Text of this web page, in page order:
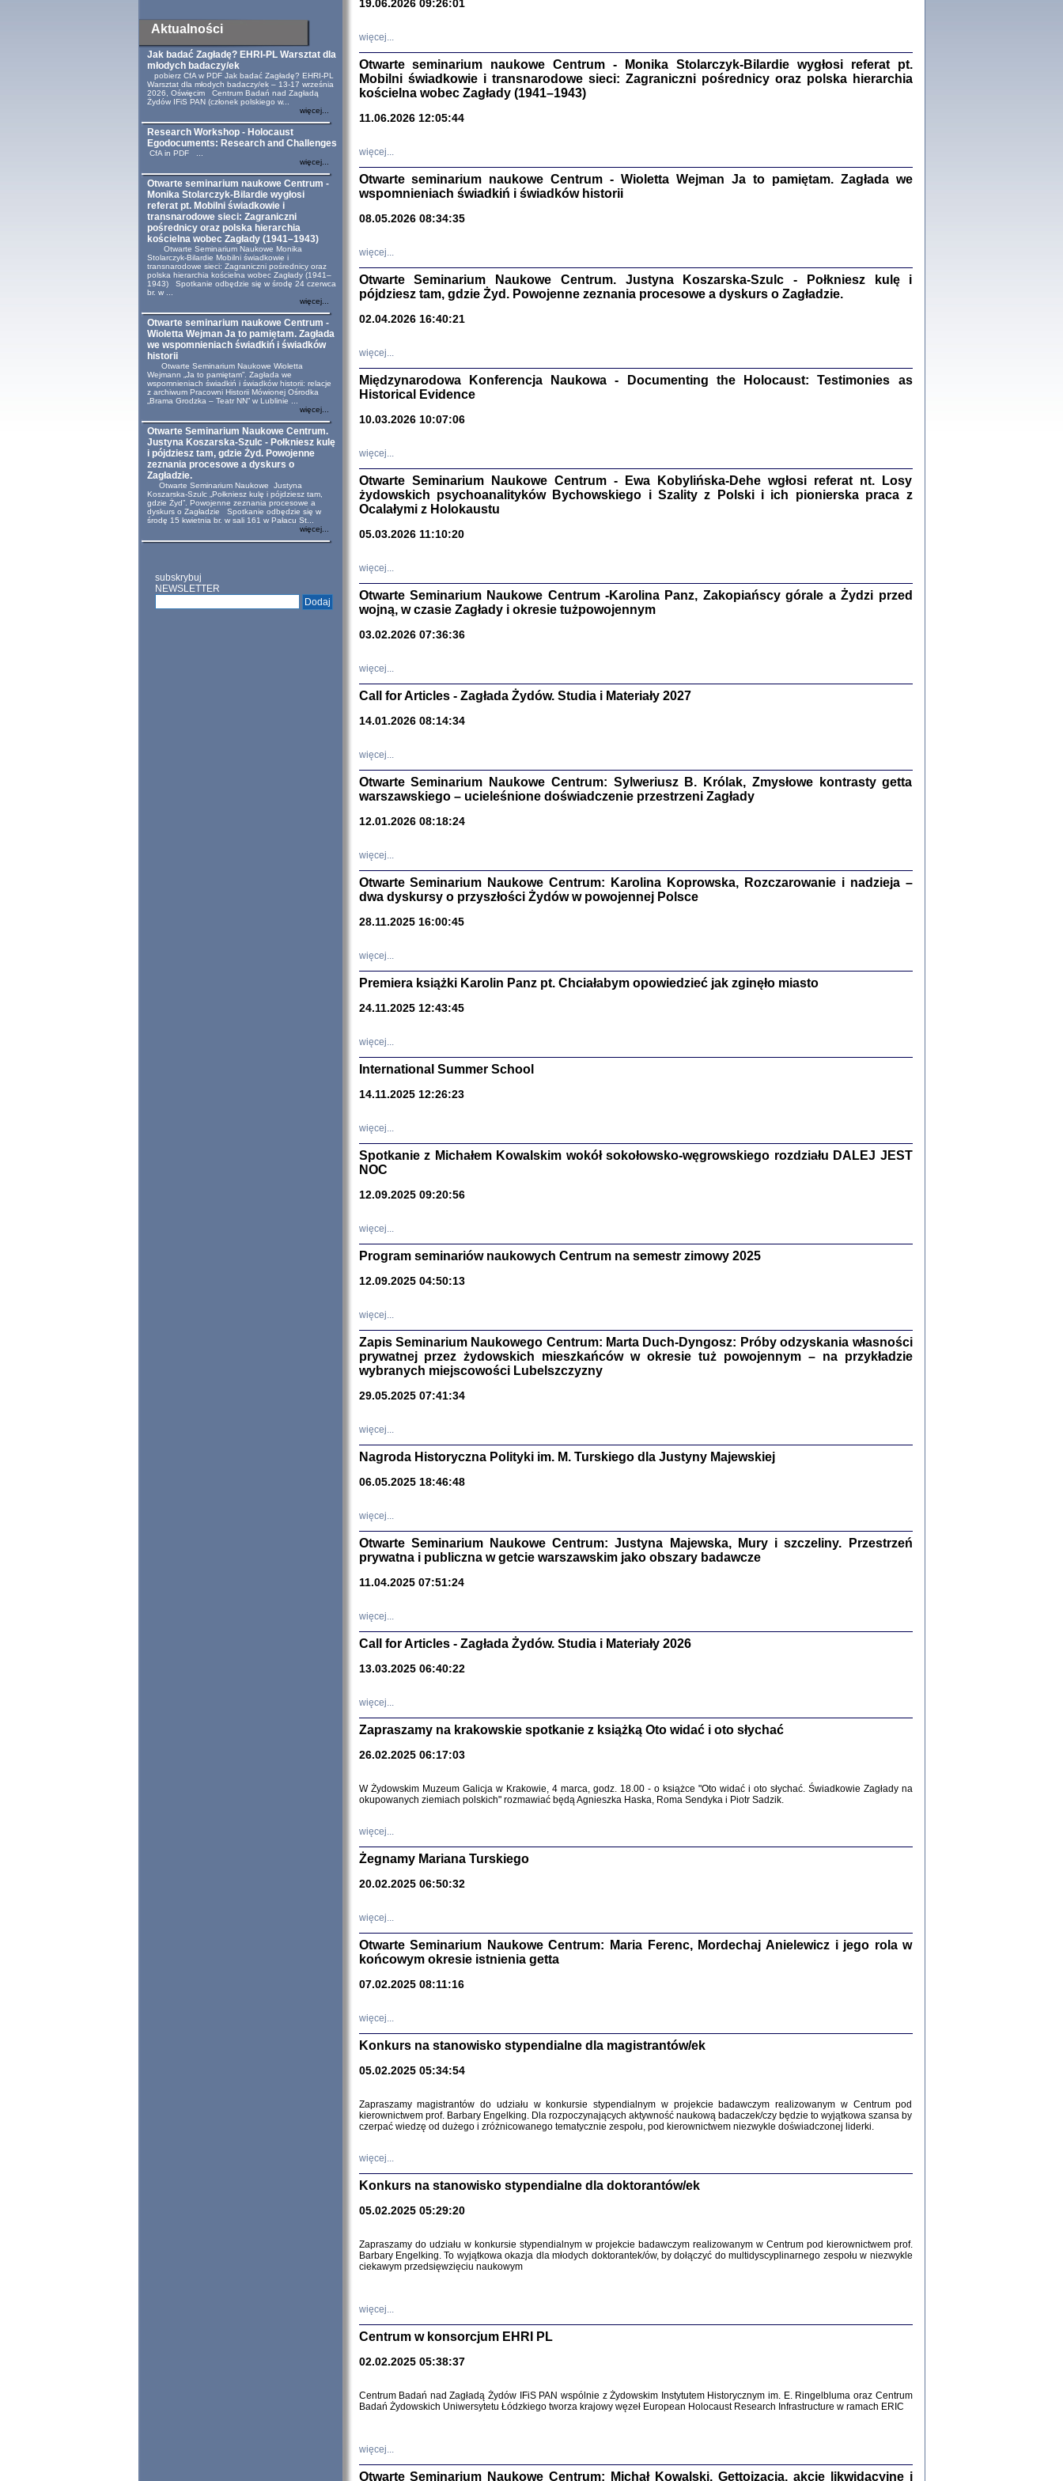
Aktualności
Jak badać Zagładę? EHRI-PL Warsztat dla
młodych badaczy/ek
pobierz CfA w PDF Jak badać Zagładę? EHRI-PL
Warsztat dla młodych badaczy/ek – 13-17 września
2026, Oświęcim Centrum Badań nad Zagładą
Żydów IFiS PAN (członek polskiego w...
więcej...
Research Workshop - Holocaust
Egodocuments: Research and Challenges
CfA in PDF ...
więcej...
Otwarte seminarium naukowe Centrum -
Monika Stolarczyk-Bilardie wygłosi
referat pt. Mobilni świadkowie i
transnarodowe sieci: Zagraniczni
pośrednicy oraz polska hierarchia
kościelna wobec Zagłady (1941–1943)
Otwarte Seminarium Naukowe Monika
Stolarczyk-Bilardie Mobilni świadkowie i
transnarodowe sieci: Zagraniczni pośrednicy oraz
polska hierarchia kościelna wobec Zagłady (1941–
1943) Spotkanie odbędzie się w środę 24 czerwca
br. w ...
więcej...
Otwarte seminarium naukowe Centrum -
Wioletta Wejman Ja to pamiętam. Zagłada
we wspomnieniach świadkiń i świadków
historii
Otwarte Seminarium Naukowe Wioletta
Wejmann „Ja to pamiętam”. Zagłada we
wspomnieniach świadkiń i świadków historii: relacje
z archiwum Pracowni Historii Mówionej Ośrodka
„Brama Grodzka – Teatr NN” w Lublinie ...
więcej...
Otwarte Seminarium Naukowe Centrum.
Justyna Koszarska-Szulc - Połkniesz kulę
i pójdziesz tam, gdzie Żyd. Powojenne
zeznania procesowe a dyskurs o
Zagładzie.
Otwarte Seminarium Naukowe Justyna
Koszarska-Szulc „Połkniesz kulę i pójdziesz tam,
gdzie Żyd”. Powojenne zeznania procesowe a
dyskurs o Zagładzie Spotkanie odbędzie się w
środę 15 kwietnia br. w sali 161 w Pałacu St...
więcej...
subskrybuj
NEWSLETTER
oprac. Aleksandra Bańkowska
Warszawa 2022
oprac. Aleksandra Bańkowska, wstęp Jacek Leociak
Warszawa 2021
Studia i Materiały
nr 17, R. 2021
NIE WIEMY CO PRZYNIESIE NAM KOLEJNA GODZINA ...
Dziennik pisany w ukryciu w latach 1943-1944
Zagłada Żydów.
Sewek Okonowski, oprac. Marta Janczewska
PISZĄCY TE SŁOWA JEST PRACOWNIKIEM
GETTOWEJ INSTYTUCJI ...
'z Dziennika' i inne pisma z łódzkiego getta
Józef Zelkowicz, tłum. z jidysz, oprac. i wstęp. Monika Polit
CZYTAJĄC GAZETĘ NIEMIECKĄ ...
Warszawa 2019
red. i wstęp Barbara Engelking, Jan Grabowski
Stanisław Adler, oprac. i wstępem opatrzyłaMarta Janczewska
Warszawa 2018
Warszawa 2017
Pisma Kopla i Mirki Piżyców o życiu w getcie i okupowanej
Warszawie
Warszawa 2016
SZCZĘŚCIE JEST POSIADAĆ DOM POD ZIEMIĄ ...
19.06.2026 09:26:01
więcej...
Otwarte seminarium naukowe Centrum - Monika Stolarczyk-Bilardie wygłosi referat pt.
Mobilni świadkowie i transnarodowe sieci: Zagraniczni pośrednicy oraz polska hierarchia
kościelna wobec Zagłady (1941–1943)
11.06.2026 12:05:44
więcej...
Otwarte seminarium naukowe Centrum - Wioletta Wejman Ja to pamiętam. Zagłada we
wspomnieniach świadkiń i świadków historii
08.05.2026 08:34:35
więcej...
Otwarte Seminarium Naukowe Centrum. Justyna Koszarska-Szulc - Połkniesz kulę i
pójdziesz tam, gdzie Żyd. Powojenne zeznania procesowe a dyskurs o Zagładzie.
02.04.2026 16:40:21
więcej...
Międzynarodowa Konferencja Naukowa - Documenting the Holocaust: Testimonies as
Historical Evidence
10.03.2026 10:07:06
więcej...
Otwarte Seminarium Naukowe Centrum - Ewa Kobylińska-Dehe wgłosi referat nt. Losy
żydowskich psychoanalityków Bychowskiego i Szality z Polski i ich pionierska praca z
Ocalałymi z Holokaustu
05.03.2026 11:10:20
więcej...
Otwarte Seminarium Naukowe Centrum -Karolina Panz, Zakopiańscy górale a Żydzi przed
wojną, w czasie Zagłady i okresie tużpowojennym
03.02.2026 07:36:36
więcej...
Call for Articles - Zagłada Żydów. Studia i Materiały 2027
14.01.2026 08:14:34
więcej...
Otwarte Seminarium Naukowe Centrum: Sylweriusz B. Królak, Zmysłowe kontrasty getta
warszawskiego – ucieleśnione doświadczenie przestrzeni Zagłady
12.01.2026 08:18:24
więcej...
Otwarte Seminarium Naukowe Centrum: Karolina Koprowska, Rozczarowanie i nadzieja –
dwa dyskursy o przyszłości Żydów w powojennej Polsce
28.11.2025 16:00:45
więcej...
Premiera książki Karolin Panz pt. Chciałabym opowiedzieć jak zginęło miasto
24.11.2025 12:43:45
więcej...
International Summer School
14.11.2025 12:26:23
więcej...
Spotkanie z Michałem Kowalskim wokół sokołowsko-węgrowskiego rozdziału DALEJ JEST
NOC
12.09.2025 09:20:56
więcej...
Program seminariów naukowych Centrum na semestr zimowy 2025
12.09.2025 04:50:13
więcej...
Zapis Seminarium Naukowego Centrum: Marta Duch-Dyngosz: Próby odzyskania własności
prywatnej przez żydowskich mieszkańców w okresie tuż powojennym – na przykładzie
wybranych miejscowości Lubelszczyzny
29.05.2025 07:41:34
więcej...
Nagroda Historyczna Polityki im. M. Turskiego dla Justyny Majewskiej
06.05.2025 18:46:48
więcej...
Otwarte Seminarium Naukowe Centrum: Justyna Majewska, Mury i szczeliny. Przestrzeń
prywatna i publiczna w getcie warszawskim jako obszary badawcze
11.04.2025 07:51:24
więcej...
Call for Articles - Zagłada Żydów. Studia i Materiały 2026
13.03.2025 06:40:22
więcej...
Zapraszamy na krakowskie spotkanie z książką Oto widać i oto słychać
26.02.2025 06:17:03
W Żydowskim Muzeum Galicja w Krakowie, 4 marca, godz. 18.00 - o książce "Oto widać i oto słychać. Świadkowie Zagłady na
okupowanych ziemiach polskich" rozmawiać będą Agnieszka Haska, Roma Sendyka i Piotr Sadzik.
więcej...
Żegnamy Mariana Turskiego
20.02.2025 06:50:32
więcej...
Otwarte Seminarium Naukowe Centrum: Maria Ferenc, Mordechaj Anielewicz i jego rola w
końcowym okresie istnienia getta
07.02.2025 08:11:16
więcej...
Konkurs na stanowisko stypendialne dla magistrantów/ek
05.02.2025 05:34:54
Zapraszamy magistrantów do udziału w konkursie stypendialnym w projekcie badawczym realizowanym w Centrum pod
kierownictwem prof. Barbary Engelking. Dla rozpoczynających aktywność naukową badaczek/czy będzie to wyjątkowa szansa by
czerpać wiedzę od dużego i zróżnicowanego tematycznie zespołu, pod kierownictwem niezwykle doświadczonej liderki.
więcej...
Konkurs na stanowisko stypendialne dla doktorantów/ek
05.02.2025 05:29:20
Zapraszamy do udziału w konkursie stypendialnym w projekcie badawczym realizowanym w Centrum pod kierownictwem prof.
Barbary Engelking. To wyjątkowa okazja dla młodych doktorantek/ów, by dołączyć do multidyscyplinarnego zespołu w niezwykle
ciekawym przedsięwzięciu naukowym
więcej...
Centrum w konsorcjum EHRI PL
02.02.2025 05:38:37
Centrum Badań nad Zagładą Żydów IFiS PAN wspólnie z Żydowskim Instytutem Historycznym im. E. Ringelbluma oraz Centrum
Badań Żydowskich Uniwersytetu Łódzkiego tworza krajowy węzeł European Holocaust Research Infrastructure w ramach ERIC
więcej...
Otwarte Seminarium Naukowe Centrum: Michał Kowalski, Gettoizacja, akcje likwidacyjne i